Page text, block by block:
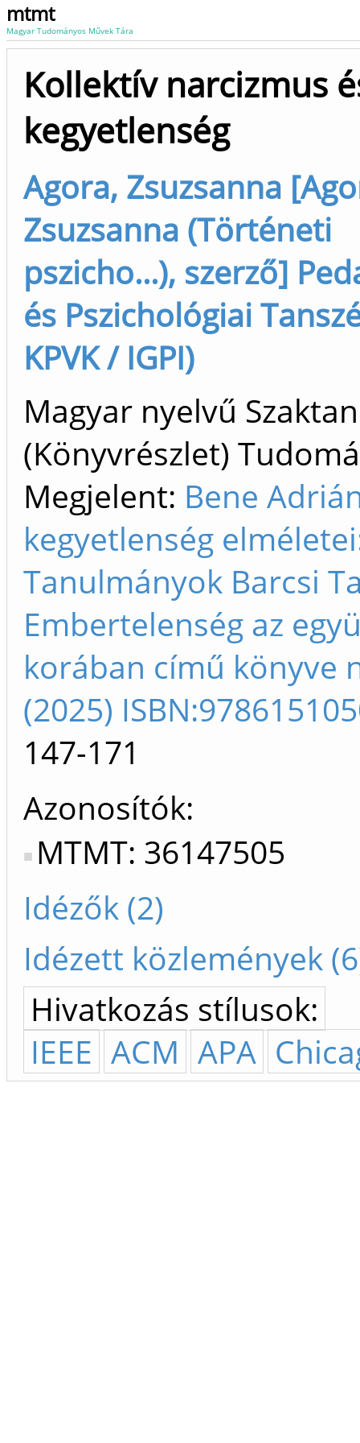
mtmt
Magyar Tudományos Művek Tára
Kollektív narcizmus
kegyetlenség
Agora, Zsuzsanna
Zsuzsanna (Történeti
pszicho...), szerző]
és Pszichológiai
KPVK / IGPI)
Magyar nyelvű
(Könyvrészlet)
Megjelent: Bene
kegyetlenség
Tanulmányok Barcsi
Embertelenség az
korában című könyve
(2025)
147-171
Azonosítók
MTMT: 36147505
Idézők (2)
Idézett közlemények
Hivatkozás stílusok:
IEEE ACM APA